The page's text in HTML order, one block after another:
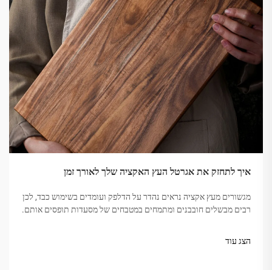
איך לתחזק את אגרטל העץ האקציה שלך לאורך זמן
מגשורים מעץ אקציה נראים נהדר על הדלפק ועומדים בשימוש כבד, לכן
רבים מבשלים חובבנים ומתמחים במטבחים של מסעדות תופסים אותם.
הצג עוד